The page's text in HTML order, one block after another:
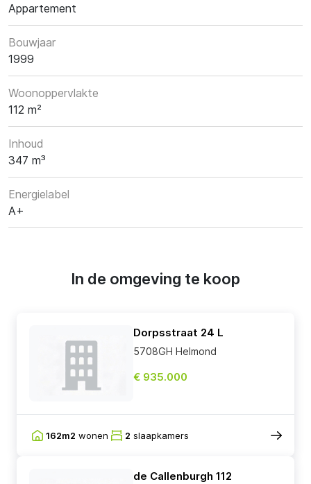
Appartement
Bouwjaar
1999
Woonoppervlakte
112 m²
Inhoud
347 m³
Energielabel
A+
In de omgeving te koop
Dorpsstraat 24 L
5708GH Helmond
€ 935.000
162m2 wonen 2 slaapkamers
de Callenburgh 112